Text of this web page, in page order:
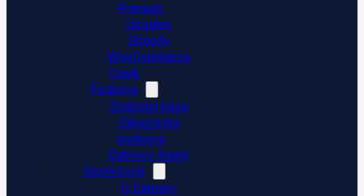
Premium
Upgates
Shopify
WooCommerce
Ceník
Podpora
Znalostní báze
Zákaznická
podpora
Dativery Agent
Společnost
O Dativery